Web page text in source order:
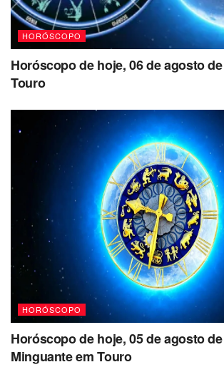
HORÓSCOPO
Horóscopo de hoje, 06 de agosto
Touro
HORÓSCOPO
Horóscopo de hoje, 05 de agosto
Minguante em Touro